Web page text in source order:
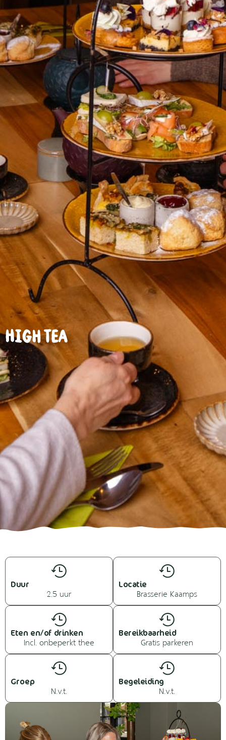
High tea
Duur
2.5 uur
Locatie
Brasserie Kaamps
Eten en/of drinken
Incl. onbeperkt thee
Bereikbaarheid
Gratis parkeren
Groep
N.v.t.
Begeleiding
N.v.t.